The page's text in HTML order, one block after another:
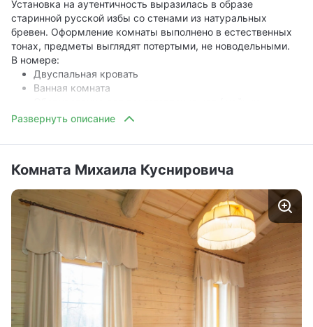
Установка на аутентичность выразилась в образе
старинной русской избы со стенами из натуральных
бревен. Оформление комнаты выполнено в естественных
тонах, предметы выглядят потертыми, не новодельными.
В номере:
Двуспальная кровать
Ванная комната
Холодильник
душа, набор для чистки зубов)
Комната Михаила Куснировича